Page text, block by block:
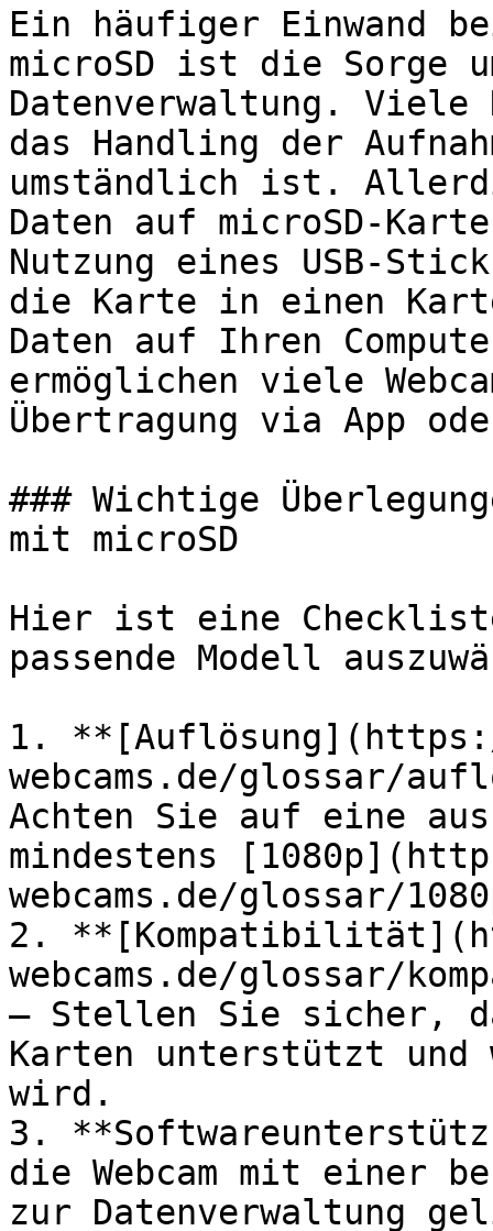
Ein häufiger Einwand
microSD ist die Sorge
Datenverwaltung.
das Handling der
umständlich ist.
Daten auf microSD-
Nutzung eines USB-
die Karte in einen
Daten auf Ihren
ermöglichen viele
Übertragung via App
### Wichtige
mit microSD
Hier ist eine
passende Modell
1.
webcams.de/glossar/
Achten Sie auf eine
mindestens
webcams.de/glossar/
2.
webcams.de/glossar/
– Stellen Sie sicher,
Karten unterstützt und
wird.
3.
die Webcam mit einer
zur Datenverwaltung